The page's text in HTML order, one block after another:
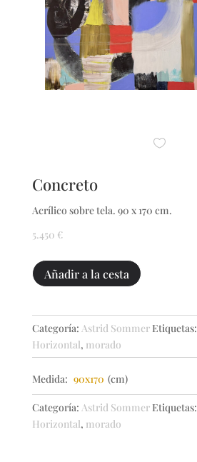
Concreto
Acrílico sobre tela. 90 x 170 cm.
5.450 €
Concreto
cantidad
Añadir a la cesta
Categoría: Astrid Sommer Etiquetas:
Horizontal, morado
Medida: 90x170 (cm)
Categoría: Astrid Sommer Etiquetas:
Horizontal, morado